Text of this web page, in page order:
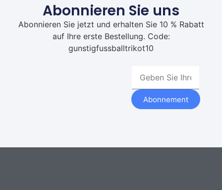
Abonnieren Sie uns
Abonnieren Sie jetzt und erhalten Sie 10 % Rabatt
auf Ihre erste Bestellung. Code:
gunstigfussballtrikot10
Abonnement